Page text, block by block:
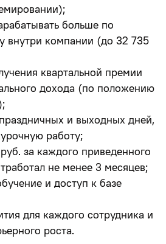
больше по
внутри компании (до 32 735
квартальной премии
дохода (по положению
и выходных дней,
работу;
за каждого приведенного
не менее 3 месяцев;
и доступ к базе
для каждого сотрудника и
роста.